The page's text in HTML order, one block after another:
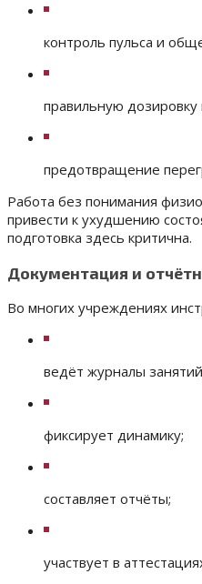
контроль пульса и
правильную дозировку
предотвращение
Работа без понимания
привести к ухудшению
подготовка здесь критична.
Документация и
Во многих учреждениях
ведёт журналы
фиксирует динамику;
составляет отчёты;
участвует в